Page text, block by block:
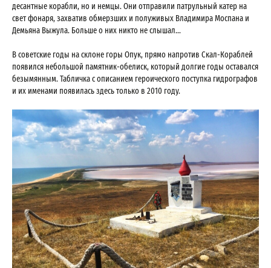
десантные корабли, но и немцы. Они отправили патрульный катер на
свет фонаря, захватив обмерзших и полуживых Владимира Моспана и
Демьяна Выжула. Больше о них никто не слышал...
В советские годы на склоне горы Опук, прямо напротив Скал-Кораблей
появился небольшой памятник-обелиск, который долгие годы оставался
безымянным. Табличка с описанием героического поступка гидрографов
и их именами появилась здесь только в 2010 году.